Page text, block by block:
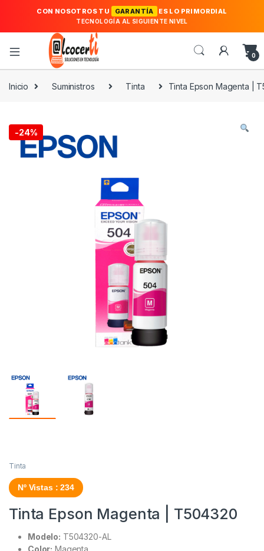
CON NOSOTROS TU GARANTÍA ES LO PRIMORDIAL
TECNOLOGÍA AL SIGUIENTE NIVEL
0
Inicio Suministros Tinta Tinta Epson Magenta |
-24%
Tinta
Nº Vistas : 234
Tinta Epson Magenta | T504320
Modelo: T504320-AL